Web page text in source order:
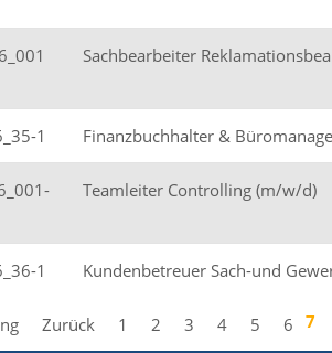
Sachbearbeiter
1 Finanzbuchhalter &
Teamleiter Controlling (m/w/d)
1 Kundenbetreuer Sach-und
Zurück 1 2 3 4 5 6 7